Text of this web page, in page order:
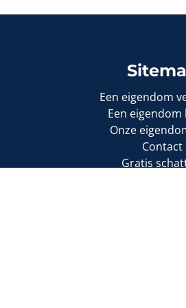
Een eigendom
Een eigendom
Onze
Contact
Gratis